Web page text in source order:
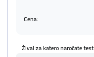
Cena:
Žival za katero naročate test